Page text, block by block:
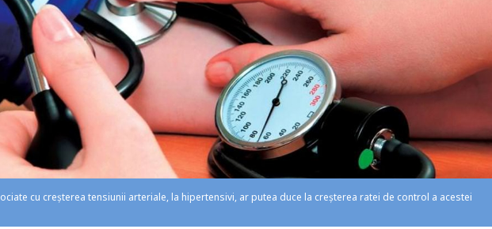
cu creșterea tensiunii arteriale, la hipertensivi, ar putea duce la creșterea ratei de control a acestei